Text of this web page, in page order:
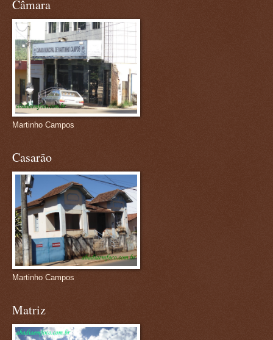
Câmara
Martinho Campos
Casarão
Martinho Campos
Matriz